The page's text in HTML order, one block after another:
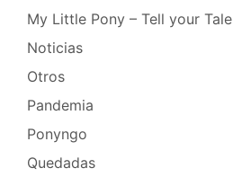
My Little Pony – Tell your Tale
Noticias
Otros
Pandemia
Ponyngo
Quedadas